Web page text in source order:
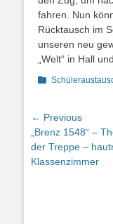
fahren. Nun
Rücktausch im
unseren neu
„Welt“ in Hall
Categories
← Previous
Previous
post:
„Brenz 1548“ –
der Treppe –
Klassenzimmer